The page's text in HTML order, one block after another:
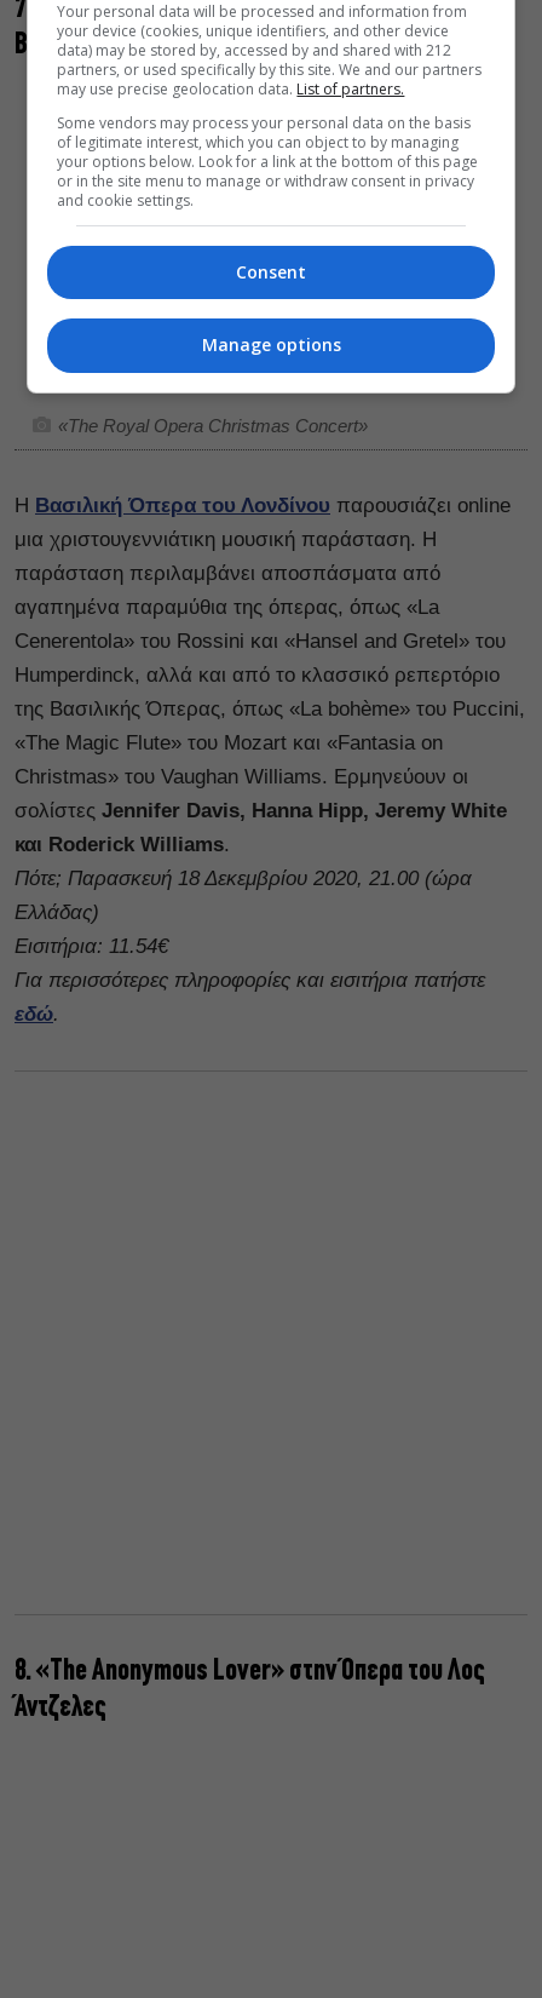
7. «The Royal Opera Christmas Concert» στη
Βασιλική Όπερα του Λονδίνου
«The Royal Opera Christmas Concert»
Η Βασιλική Όπερα του Λονδίνου παρουσιάζει online
μια χριστουγεννιάτικη μουσική παράσταση. Η
παράσταση περιλαμβάνει αποσπάσματα από
αγαπημένα παραμύθια της όπερας, όπως «La
Cenerentola» του Rossini και «Hansel and Gretel» του
Humperdinck, αλλά και από το κλασσικό ρεπερτόριο
της Βασιλικής Όπερας, όπως «La bohème» του Puccini,
«The Magic Flute» του Mozart και «Fantasia on
Christmas» του Vaughan Williams. Ερμηνεύουν οι
σολίστες Jennifer Davis, Hanna Hipp, Jeremy White
και Roderick Williams.
Πότε; Παρασκευή 18 Δεκεμβρίου 2020, 21.00 (ώρα
Ελλάδας)
Εισιτήρια: 11.54€
Για περισσότερες πληροφορίες και εισιτήρια πατήστε
εδώ.
8. «The Anonymous Lover» στην Όπερα του Λος
Άντζελες
Your personal data will be processed and information from
your device (cookies, unique identifiers, and other device
data) may be stored by, accessed by and shared with 212
partners, or used specifically by this site. We and our partners
may use precise geolocation data. List of partners.
Some vendors may process your personal data on the basis
of legitimate interest, which you can object to by managing
your options below. Look for a link at the bottom of this page
or in the site menu to manage or withdraw consent in privacy
and cookie settings.
Consent
Manage options